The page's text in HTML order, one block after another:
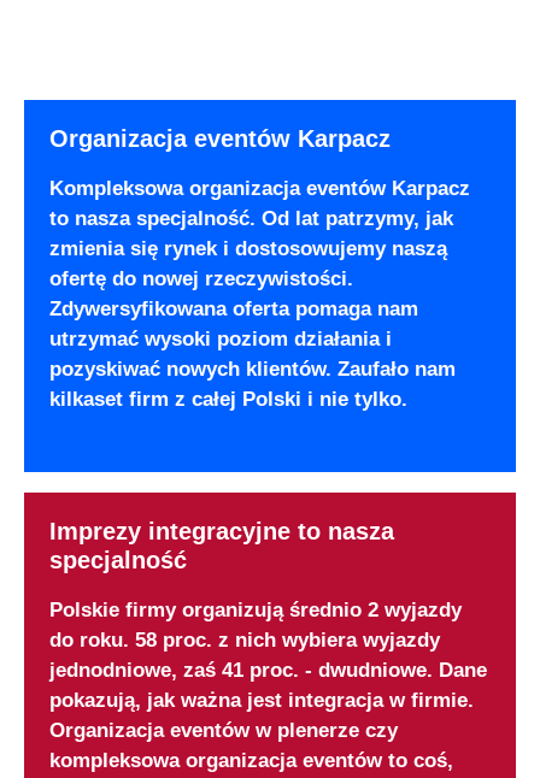
Organizacja eventów Karpacz
Kompleksowa organizacja eventów Karpacz
to nasza specjalność. Od lat patrzymy, jak
zmienia się rynek i dostosowujemy naszą
ofertę do nowej rzeczywistości.
Zdywersyfikowana oferta pomaga nam
utrzymać wysoki poziom działania i
pozyskiwać nowych klientów. Zaufało nam
kilkaset firm z całej Polski i nie tylko.
Imprezy integracyjne to nasza
specjalność
Polskie firmy organizują średnio 2 wyjazdy
do roku. 58 proc. z nich wybiera wyjazdy
jednodniowe, zaś 41 proc. - dwudniowe. Dane
pokazują, jak ważna jest integracja w firmie.
Organizacja eventów w plenerze czy
kompleksowa organizacja eventów to coś,